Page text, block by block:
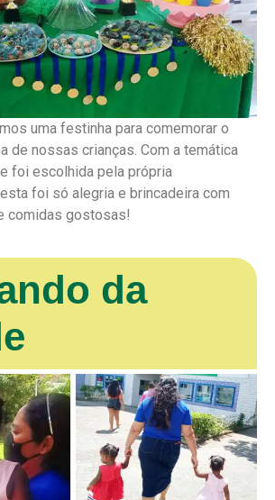
uma festinha para comemorar o
de nossas crianças. Com a temática
foi escolhida pela própria
foi só alegria e brincadeira com
comidas gostosas!
da